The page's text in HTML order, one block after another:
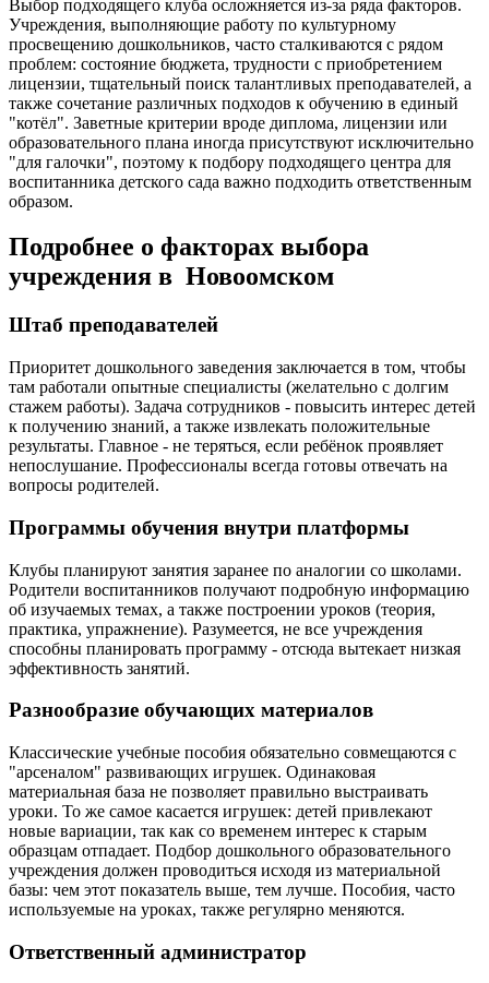
Выбор подходящего клуба осложняется из-за ряда факторов.
Учреждения, выполняющие работу по культурному
просвещению дошкольников, часто сталкиваются с рядом
проблем: состояние бюджета, трудности с приобретением
лицензии, тщательный поиск талантливых преподавателей, а
также сочетание различных подходов к обучению в единый
"котёл". Заветные критерии вроде диплома, лицензии или
образовательного плана иногда присутствуют исключительно
"для галочки", поэтому к подбору подходящего центра для
воспитанника детского сада важно подходить ответственным
образом.
Подробнее о факторах выбора
учреждения в Новоомском
Штаб преподавателей
Приоритет дошкольного заведения заключается в том, чтобы
там работали опытные специалисты (желательно с долгим
стажем работы). Задача сотрудников - повысить интерес детей
к получению знаний, а также извлекать положительные
результаты. Главное - не теряться, если ребёнок проявляет
непослушание. Профессионалы всегда готовы отвечать на
вопросы родителей.
Программы обучения внутри платформы
Клубы планируют занятия заранее по аналогии со школами.
Родители воспитанников получают подробную информацию
об изучаемых темах, а также построении уроков (теория,
практика, упражнение). Разумеется, не все учреждения
способны планировать программу - отсюда вытекает низкая
эффективность занятий.
Разнообразие обучающих материалов
Классические учебные пособия обязательно совмещаются с
"арсеналом" развивающих игрушек. Одинаковая
материальная база не позволяет правильно выстраивать
уроки. То же самое касается игрушек: детей привлекают
новые вариации, так как со временем интерес к старым
образцам отпадает. Подбор дошкольного образовательного
учреждения должен проводиться исходя из материальной
базы: чем этот показатель выше, тем лучше. Пособия, часто
используемые на уроках, также регулярно меняются.
Ответственный администратор